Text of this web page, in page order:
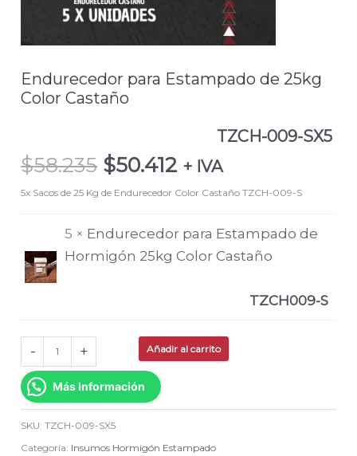
Endurecedor para Estampado de 25kg
Color Castaño
TZCH-009-SX5
$58.235 $50.412 + IVA
5x Sacos de 25 Kg de Endurecedor Color Castaño TZCH-009-S
5 × Endurecedor para Estampado de
Hormigón 25kg Color Castaño
TZCH009-S
-
cantidad
+ Añadir al carrito
Más Información
SKU:TZCH-009-SX5
Categoría: Insumos Hormigón Estampado